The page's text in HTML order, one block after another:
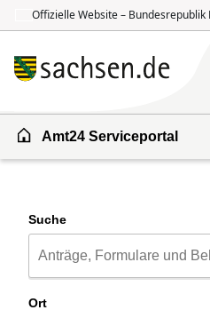
Offizielle Website – Bundesrepublik
Amt24 Serviceportal
Suche
Ort